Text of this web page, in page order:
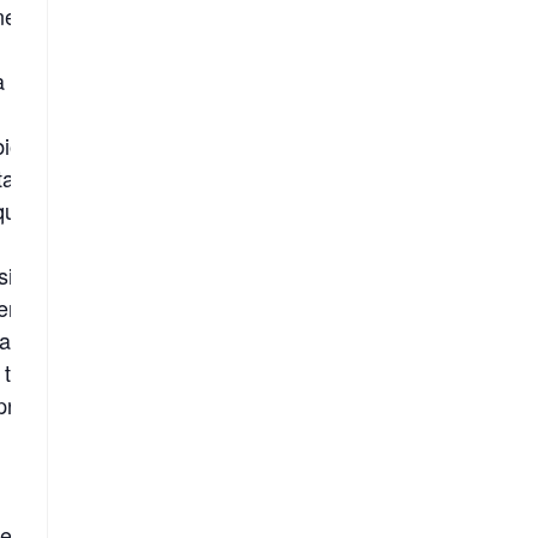
da questa malattia.
di più è il
e la scienza
ogni essere vivente,
e la sua influenza
mo lettore, creda a
Non è un caso
confusione.
con una cortina di